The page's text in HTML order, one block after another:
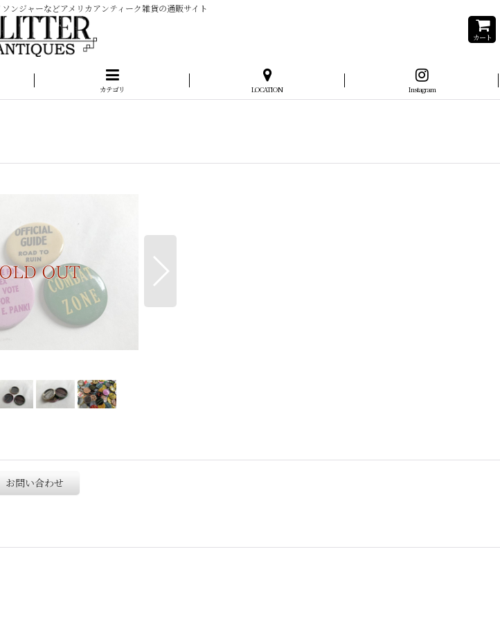
ンジャーなどアメリカアンティーク雑貨の通販サイト
カート
カテゴリ LOCATION Instagram
お問い合わせ